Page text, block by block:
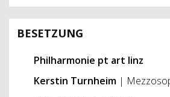
BESETZUNG
Philharmonie pt art linz
Kerstin Turnheim |